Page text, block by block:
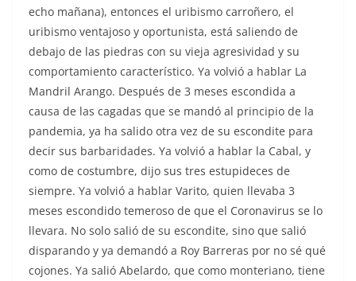
echo mañana), entonces el uribismo carroñero, el
uribismo ventajoso y oportunista, está saliendo de
debajo de las piedras con su vieja agresividad y su
comportamiento característico. Ya volvió a hablar La
Mandril Arango. Después de 3 meses escondida a
causa de las cagadas que se mandó al principio de la
pandemia, ya ha salido otra vez de su escondite para
decir sus barbaridades. Ya volvió a hablar la Cabal, y
como de costumbre, dijo sus tres estupideces de
siempre. Ya volvió a hablar Varito, quien llevaba 3
meses escondido temeroso de que el Coronavirus se lo
llevara. No solo salió de su escondite, sino que salió
disparando y ya demandó a Roy Barreras por no sé qué
cojones. Ya salió Abelardo, que como monteriano, tiene